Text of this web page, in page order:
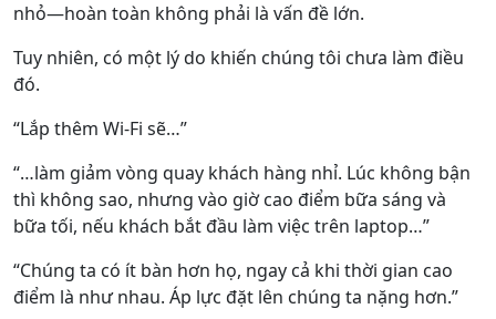
nhỏ—hoàn toàn không phải là vấn đề lớn.
Tuy nhiên, có một lý do khiến chúng tôi chưa làm điều
đó.
“Lắp thêm Wi-Fi sẽ…”
“…làm giảm vòng quay khách hàng nhỉ. Lúc không bận
thì không sao, nhưng vào giờ cao điểm bữa sáng và
bữa tối, nếu khách bắt đầu làm việc trên laptop…”
“Chúng ta có ít bàn hơn họ, ngay cả khi thời gian cao
điểm là như nhau. Áp lực đặt lên chúng ta nặng hơn.”